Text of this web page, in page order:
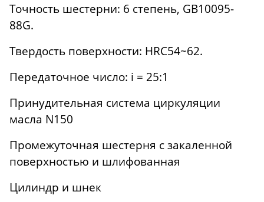
Точность шестерни: 6 степень, GB10095-
88G.
Твердость поверхности: HRC54~62.
Передаточное число: i = 25:1
Принудительная система циркуляции
масла N150
Промежуточная шестерня с закаленной
поверхностью и шлифованная
Цилиндр и шнек